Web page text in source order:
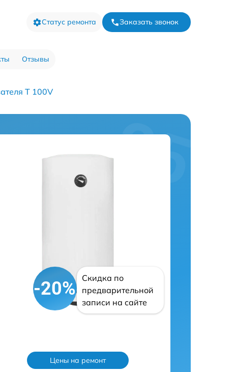
Статус ремонта Заказать звонок
Отзывы
T 100V
-20%
Скидка по
предварительной
записи на сайте
Цены на ремонт